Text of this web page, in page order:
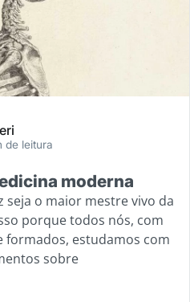
de leitura
moderna
seja o maior mestre vivo da
porque todos nós, com
formados, estudamos com
sobre